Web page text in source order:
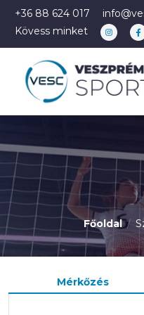
+36 88 624 017
Kövess minket
Főoldal
Mérkőzés